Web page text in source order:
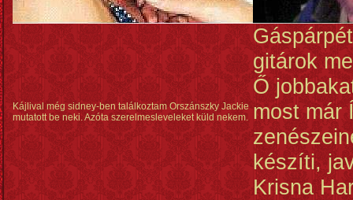
Kájlival még sidney-ben találkoztam Orszánszky Jackie
mutatott be neki. Azóta szerelmesleveleket küld nekem.
gitárok
Ő
most már
készíti,
Krisna